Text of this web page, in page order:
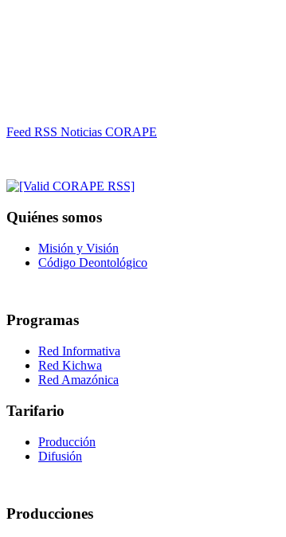
Feed RSS Noticias CORAPE
Quiénes somos
Misión y Visión
Código Deontológico
Programas
Red Informativa
Red Kichwa
Red Amazónica
Tarifario
Producción
Difusión
Producciones